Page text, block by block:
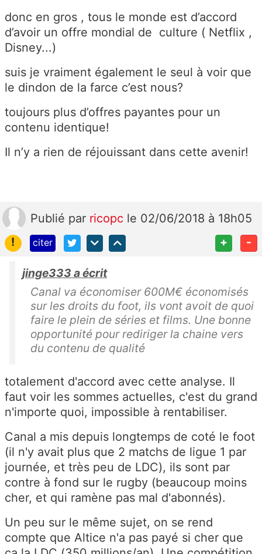
donc en gros , tous le monde est d’accord
d’avoir un offre mondial de culture ( Netflix ,
Disney...)
suis je vraiment également le seul à voir que
le dindon de la farce c’est nous?
toujours plus d’offres payantes pour un
contenu identique!
Il n’y a rien de réjouissant dans cette avenir!
Publié par ricopc le 02/06/2018 à 18h05
!
citer + -
jinge333 a écrit
Canal va économiser 600M€ économisés
sur les droits du foot, ils vont avoit de quoi
faire le plein de séries et films. Une bonne
opportunité pour rediriger la chaine vers
du contenu de qualité
totalement d'accord avec cette analyse. Il
faut voir les sommes actuelles, c'est du grand
n'importe quoi, impossible à rentabiliser.
Canal a mis depuis longtemps de coté le foot
(il n'y avait plus que 2 matchs de ligue 1 par
journée, et très peu de LDC), ils sont par
contre à fond sur le rugby (beaucoup moins
cher, et qui ramène pas mal d'abonnés).
Un peu sur le même sujet, on se rend
compte que Altice n'a pas payé si cher que